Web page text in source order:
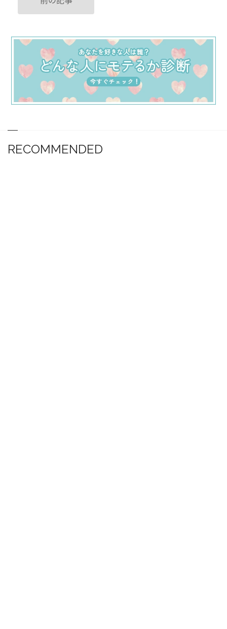
RECOMMENDED